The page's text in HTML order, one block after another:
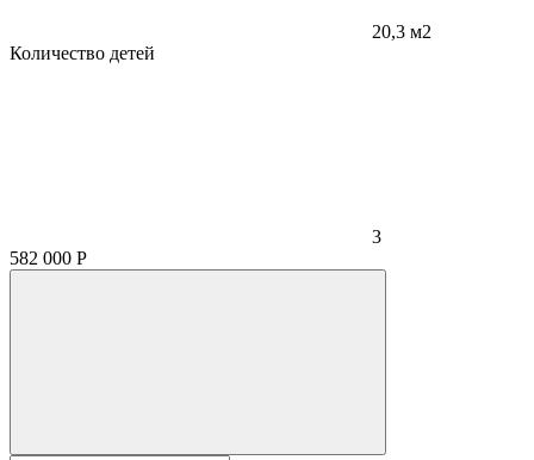
20,3 м2
Количество детей
3
582 000 Р